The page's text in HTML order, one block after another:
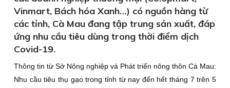
Vinmart, Bách hóa Xanh…) có nguồn hàng từ
các tỉnh, Cà Mau đang tập trung sản xuất, đáp
ứng nhu cầu tiêu dùng trong thời điểm dịch
Covid-19.
Thông tin từ Sở Nông nghiệp và Phát triển nông thôn Cà Mau:
Nhu cầu tiêu thụ gạo trong tỉnh từ nay đến hết tháng 7 trên 5